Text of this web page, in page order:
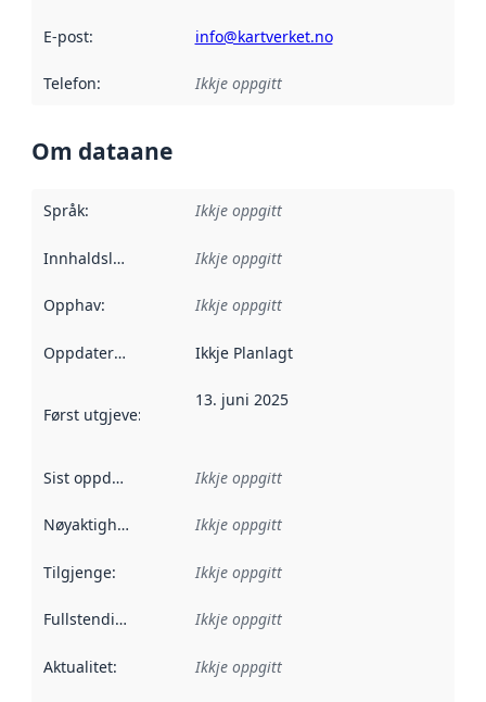
E-post: info@kartverket.no
Telefon: Ikkje oppgitt
Om dataane
Språk: Ikkje oppgitt
Innhaldsleverandørar :
Ikkje oppgitt
Opphav: Ikkje oppgitt
Oppdateringsfrekvens :
Ikkje Planlagt
Først utgjeve: Denne datoen seier når dataa i dette
13. juni 2025
Sist oppdatert Ikkje oppgitt
Nøyaktigheit Ikkje oppgitt
Tilgjenge: Ikkje oppgitt
Fullstendigheit Ikkje oppgitt
Aktualitet: Ikkje oppgitt